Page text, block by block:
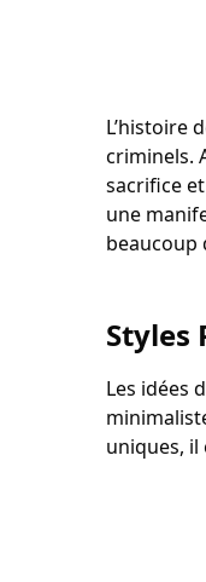
L’histoire
criminels.
sacrifice
une
beaucoup
Styles
Les idées
uniques, il